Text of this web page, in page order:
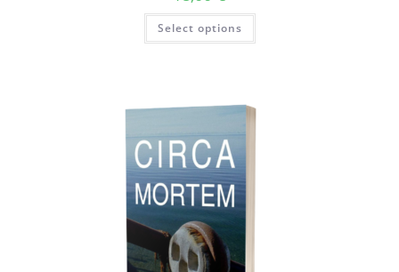
Select options